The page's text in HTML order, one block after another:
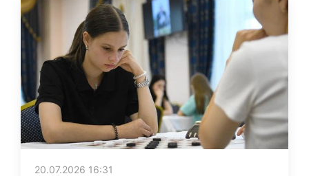
20.07.2026 16:31